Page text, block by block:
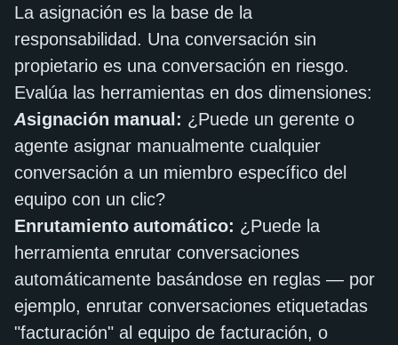
La asignación es la base de la
responsabilidad. Una conversación sin
propietario es una conversación en riesgo.
Evalúa las herramientas en dos dimensiones:
Asignación manual: ¿Puede un gerente o
agente asignar manualmente cualquier
conversación a un miembro específico del
equipo con un clic?
Enrutamiento automático: ¿Puede la
herramienta enrutar conversaciones
automáticamente basándose en reglas — por
ejemplo, enrutar conversaciones etiquetadas
"facturación" al equipo de facturación, o